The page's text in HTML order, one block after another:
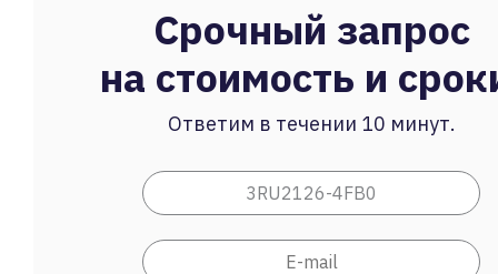
Срочный запрос
на стоимость и
Ответим в течении 10 минут.